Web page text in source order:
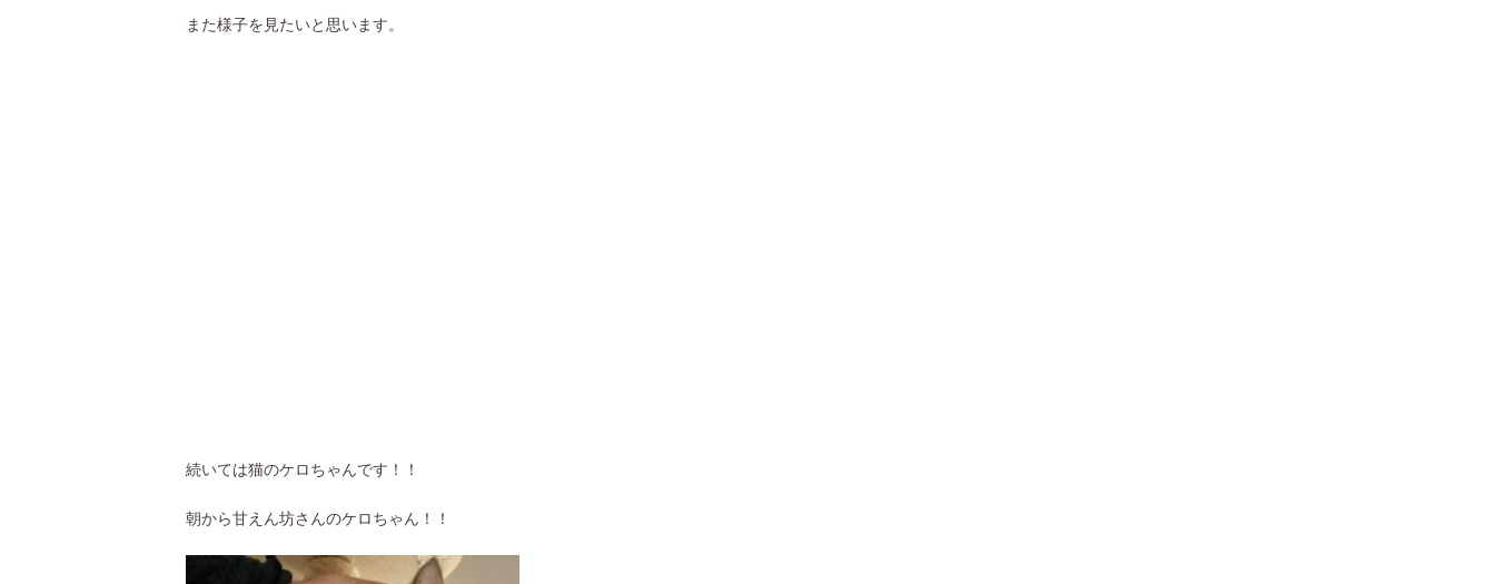
また様子を見たいと思います。
続いては猫のケロちゃんです！！
朝から甘えん坊さんのケロちゃん！！